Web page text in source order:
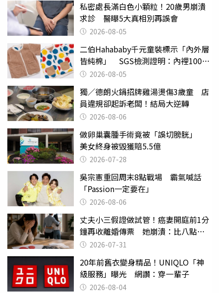
私密處長滿白色小顆粒！20歲男崩潰
求診 醫曝5大真相別再誤會
2026-08-05
二伯Hahababy千元童裝標示「內外層
皆純棉」 SGS檢測證明：內裡100%
聚酯纖維
2026-08-05
獨／德朗火鍋招牌雞湯燙傷3歲童 店
員違規卻起訴老闆！結局大逆轉
2026-08-06
做卵巢囊腫手術竟被「誤切膀胱」
美女終身被毀獲賠5.5億
2026-07-28
吳宗憲重回周末8點戰場 霸氣喊話
「Passion一定要在」
2026-08-06
丈夫小三假證做試管！癌妻開庭前1分
鐘再收離婚傳票 她崩潰：比八點檔
還扯2026-07-31
20年前舊衣變身精品！UNIQLO「神
級服務」曝光 網讚：穿一輩子
2026-08-04